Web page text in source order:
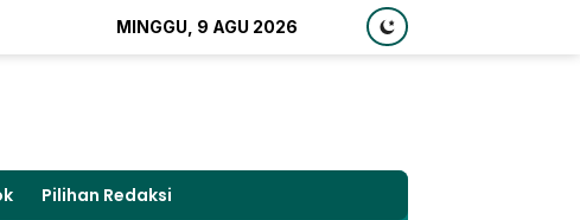
MINGGU, 9 AGU 2026
Pilihan Redaksi